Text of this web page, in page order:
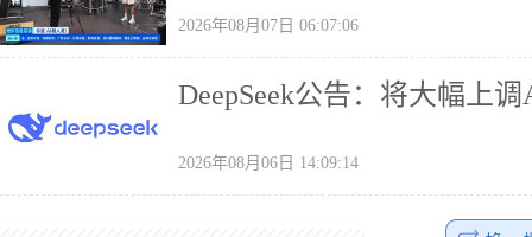
2026年08月07日 06:07:06
DeepSeek公告：将大幅上
2026年08月06日 14:09:14